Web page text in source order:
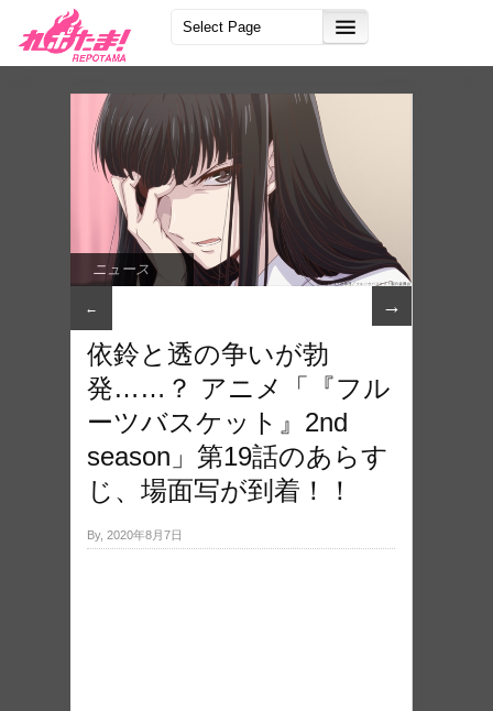
ニュース
← →
依鈴と透の争いが勃
発……？ アニメ「『フル
ーツバスケット』2nd
season」第19話のあらす
じ、場面写が到着！！
By, 2020年8月7日